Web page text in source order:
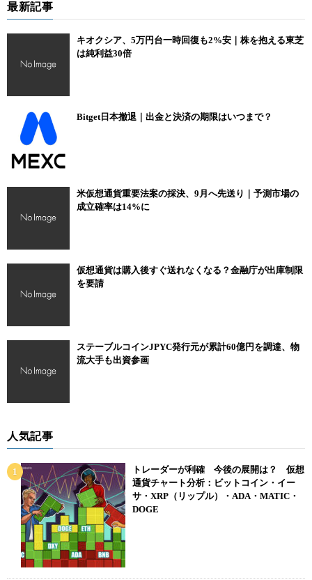
最新記事
キオクシア、5万円台一時回復も2%安｜株を抱える東芝
は純利益30倍
Bitget日本撤退｜出金と決済の期限はいつまで？
米仮想通貨重要法案の採決、9月へ先送り｜予測市場の
成立確率は14%に
仮想通貨は購入後すぐ送れなくなる？金融庁が出庫制限
を要請
ステーブルコインJPYC発行元が累計60億円を調達、物
流大手も出資参画
人気記事
トレーダーが利確 今後の展開は？ 仮想
通貨チャート分析：ビットコイン・イー
サ・XRP（リップル）・ADA・MATIC・
DOGE